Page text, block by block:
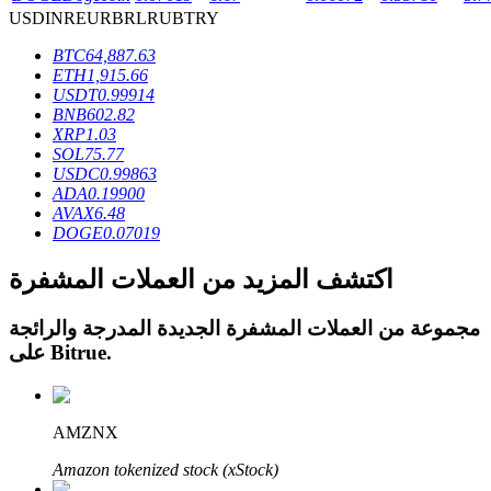
القروض
خدمة الاقتراض المدعومة بالعملات المشفرة
USDINREURBRLRUBTRY
BTC64,887.63
ETH1,915.66
USDT0.99914
BNB602.82
XRP1.03
SOL75.77
USDC0.99863
ADA0.19900
AVAX6.48
DOGE0.07019
اكتشف المزيد من العملات المشفرة
مجموعة من العملات المشفرة الجديدة المدرجة والرائجة
Bitrue.
AMZNX
Amazon tokenized stock (xStock)